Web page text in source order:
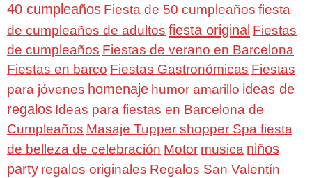
40 cumpleaños Fiesta de 50 cumpleaños fiesta
de cumpleaños de adultos fiesta original Fiestas
de cumpleaños Fiestas de verano en Barcelona
Fiestas en barco Fiestas Gastronómicas Fiestas
para jóvenes homenaje humor amarillo ideas de
regalos Ideas para fiestas en Barcelona de
Cumpleaños Masaje Tupper shopper Spa fiesta
de belleza de celebración Motor musica niños
party regalos originales Regalos San Valentín